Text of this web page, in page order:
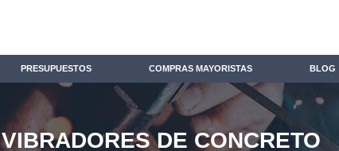
PRESUPUESTOS COMPRAS MAYORISTAS BLOG
VIBRADORES DE CONCRETO